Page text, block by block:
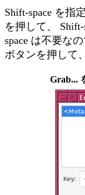
Shift-space を指
を押して、
space は不要な
ボタンを押して
Grab...